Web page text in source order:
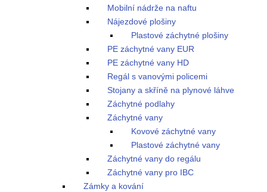
Mobilní nádrže na naftu
Nájezdové plošiny
Plastové záchytné plošiny
PE záchytné vany EUR
PE záchytné vany HD
Regál s vanovými policemi
Stojany a skříně na plynové láhve
Záchytné podlahy
Záchytné vany
Kovové záchytné vany
Plastové záchytné vany
Záchytné vany do regálu
Záchytné vany pro IBC
Zámky a kování